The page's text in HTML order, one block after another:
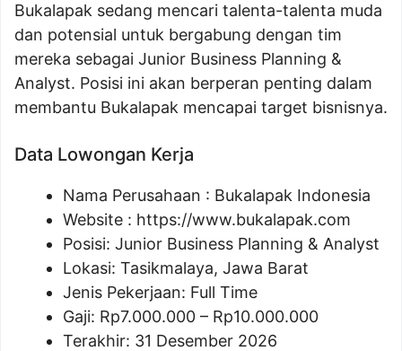
Bukalapak sedang mencari talenta-talenta muda
dan potensial untuk bergabung dengan tim
mereka sebagai Junior Business Planning &
Analyst. Posisi ini akan berperan penting dalam
membantu Bukalapak mencapai target bisnisnya.
Data Lowongan Kerja
Nama Perusahaan : Bukalapak Indonesia
Website : https://www.bukalapak.com
Posisi: Junior Business Planning & Analyst
Lokasi: Tasikmalaya, Jawa Barat
Jenis Pekerjaan: Full Time
Gaji: Rp7.000.000 – Rp10.000.000
Terakhir: 31 Desember 2026